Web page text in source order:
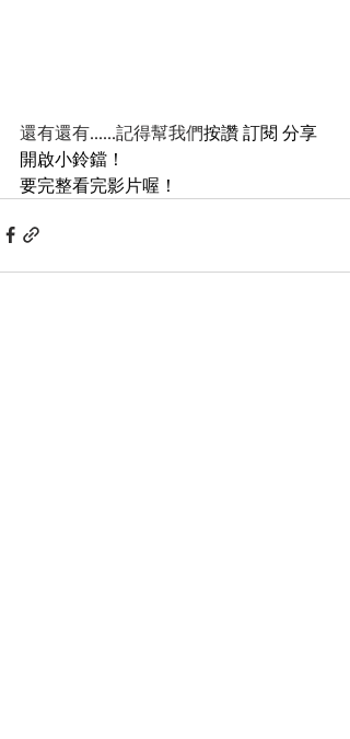
還有還有......記得幫我們按讚 訂閱 分享
開啟小鈴鐺！
要完整看完影片喔！